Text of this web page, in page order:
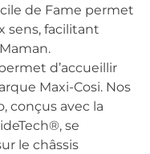
de Fame permet
sens, facilitant
d’accueillir
Maxi-Cosi. Nos
conçus avec la
se
le châssis